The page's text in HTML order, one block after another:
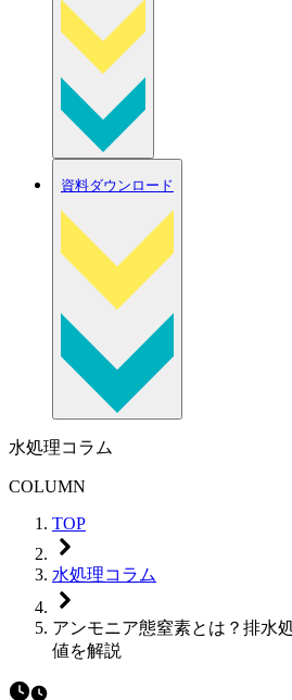
資料ダウンロード
水処理コラム
COLUMN
TOP
水処理コラム
アンモニア態窒素とは？排水
値を解説